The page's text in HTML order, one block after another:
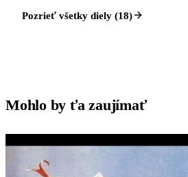
Pozrieť všetky diely (18)
Mohlo by ťa zaujímať